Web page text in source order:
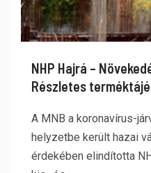
NHP Hajrá –
Részletes
A MNB a koronavírus-
helyzetbe került hazai
érdekében elindította